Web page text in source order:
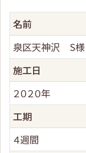
名前
泉区天神沢 S様
施工日
２０２０年
工期
４週間